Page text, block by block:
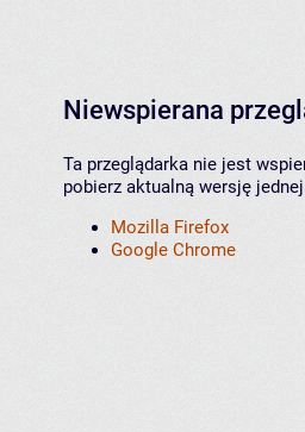
Niewspierana
Ta przeglądarka nie jest
pobierz aktualną wersję
Mozilla Firefox
Google Chrome